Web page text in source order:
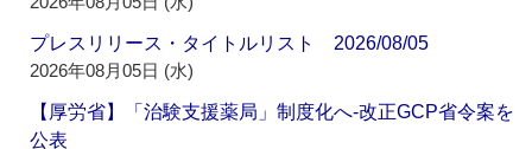
プレスリリース・タイトルリスト 2026/08/05
2026年08月05日 (水)
【厚労省】「治験支援薬局」制度化へ‐改正GCP省令案を
公表